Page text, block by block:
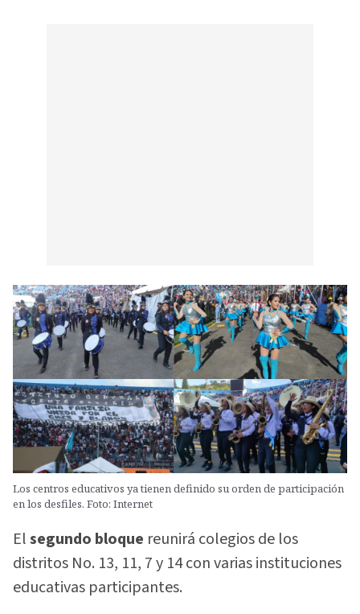
Los centros educativos ya tienen definido su orden de participación
en los desfiles. Foto: Internet
Elsegundo bloque reunirá colegios de los
distritos No. 13, 11, 7 y 14 con varias instituciones
educativas participantes.